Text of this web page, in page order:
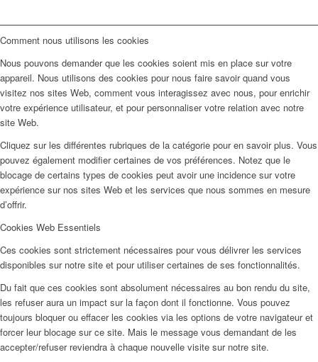
Comment nous utilisons les cookies
Nous pouvons demander que les cookies soient mis en place sur votre
appareil. Nous utilisons des cookies pour nous faire savoir quand vous
visitez nos sites Web, comment vous interagissez avec nous, pour enrichir
votre expérience utilisateur, et pour personnaliser votre relation avec notre
site Web.
Cliquez sur les différentes rubriques de la catégorie pour en savoir plus. Vous
pouvez également modifier certaines de vos préférences. Notez que le
blocage de certains types de cookies peut avoir une incidence sur votre
expérience sur nos sites Web et les services que nous sommes en mesure
d’offrir.
Cookies Web Essentiels
Ces cookies sont strictement nécessaires pour vous délivrer les services
disponibles sur notre site et pour utiliser certaines de ses fonctionnalités.
Du fait que ces cookies sont absolument nécessaires au bon rendu du site,
les refuser aura un impact sur la façon dont il fonctionne. Vous pouvez
toujours bloquer ou effacer les cookies via les options de votre navigateur et
forcer leur blocage sur ce site. Mais le message vous demandant de les
accepter/refuser reviendra à chaque nouvelle visite sur notre site.